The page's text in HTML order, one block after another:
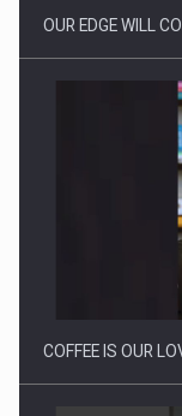
Proteinmaxxing
OUR EDGE WILL
COFFEE IS OUR